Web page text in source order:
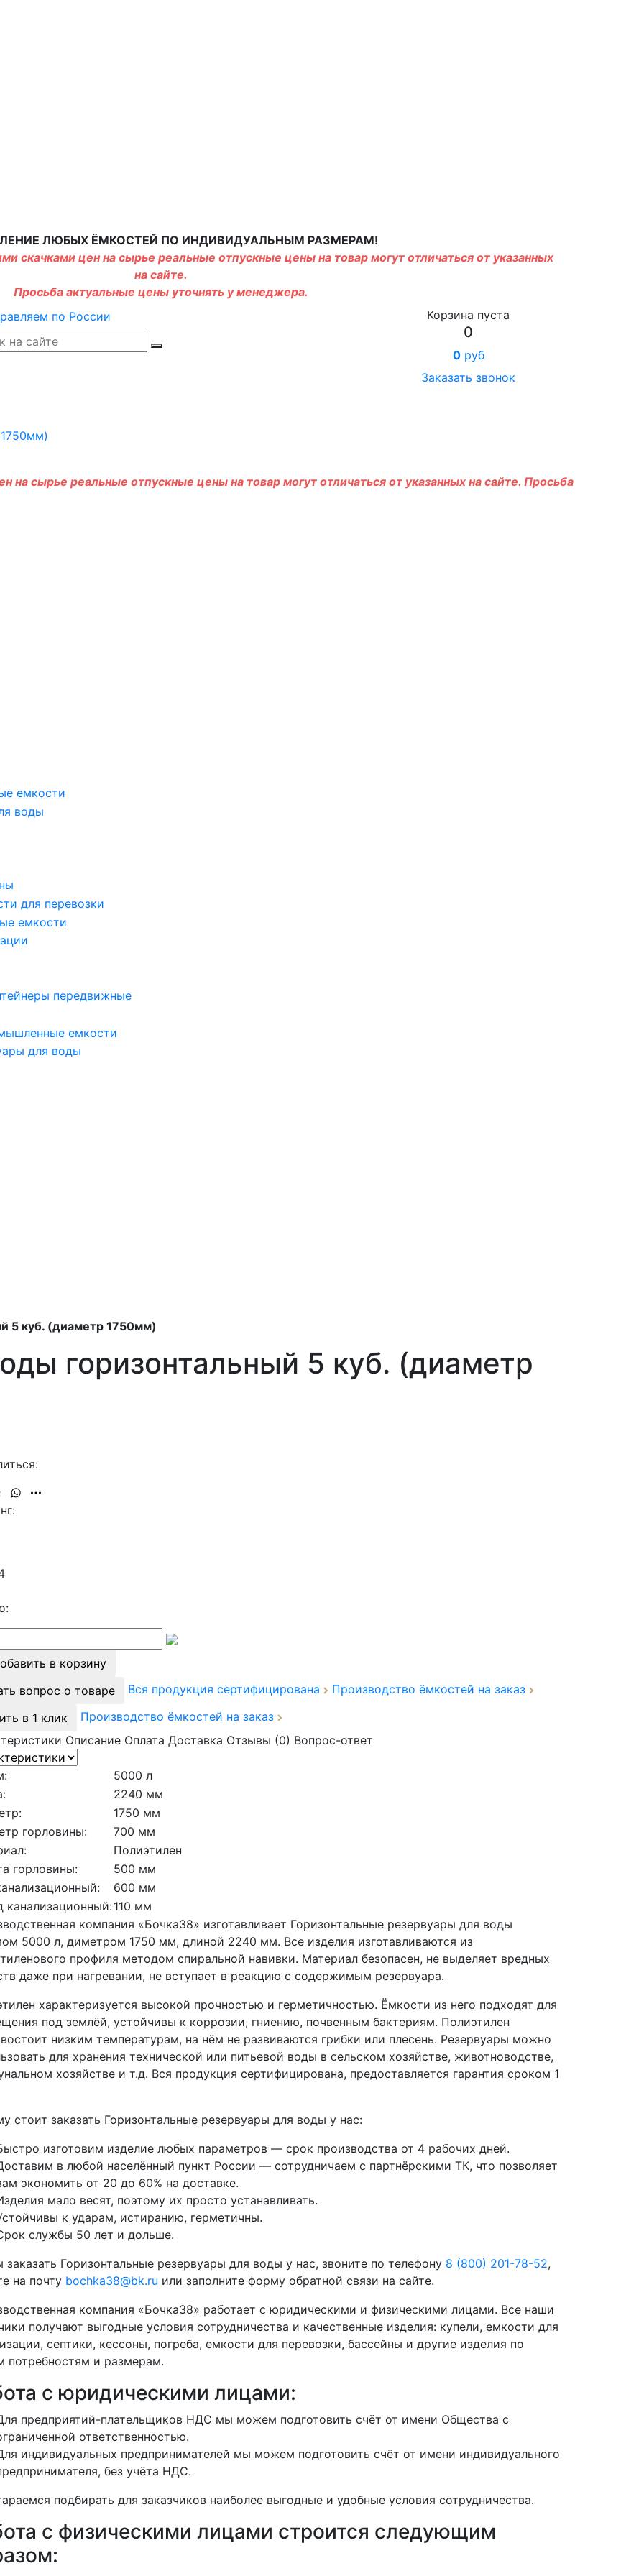
ЛЮБЫХ ЁМКОСТЕЙ ПО ИНДИВИДУАЛЬНЫМ РАЗМЕРАМ!
скачками цен на сырье реальные отпускные цены на товар могут отличаться от указанных
на сайте.
Просьба актуальные цены уточнять у менеджера.
Корзина пуста
0
0руб
Заказать звонок
на сырье реальные отпускные цены на товар могут отличаться от указанных на сайте. Просьба
емкости
воды
для перевозки
емкости
передвижные
емкости
для воды
5 куб. (диаметр 1750мм)
горизонтальный 5 куб. (диаметр
в корзину
вопрос о товаре
Вся продукция сертифицирована
Производство ёмкостей на заказ
в 1 клик
Производство ёмкостей на заказ
Описание Оплата Доставка Отзывы (0) Вопрос-ответ
5000 л
2240 мм
1750 мм
горловины:
700 мм
Полиэтилен
горловины:
500 мм
600 мм
канализационный:110 мм
компания «Бочка38» изготавливает Горизонтальные резервуары для воды
5000 л, диметром 1750 мм, длиной 2240 мм. Все изделия изготавливаются из
профиля методом спиральной навивки. Материал безопасен, не выделяет вредных
даже при нагревании, не вступает в реакцию с содержимым резервуара.
характеризуется высокой прочностью и герметичностью. Ёмкости из него подходят для
под землёй, устойчивы к коррозии, гниению, почвенным бактериям. Полиэтилен
низким температурам, на нём не развиваются грибки или плесень. Резервуары можно
для хранения технической или питьевой воды в сельском хозяйстве, животноводстве,
хозяйстве и т.д. Вся продукция сертифицирована, предоставляется гарантия сроком 1
стоит заказать Горизонтальные резервуары для воды у нас:
изготовим изделие любых параметров — срок производства от 4 рабочих дней.
в любой населённый пункт России — сотрудничаем с партнёрскими ТК, что позволяет
экономить от 20 до 60% на доставке.
мало весят, поэтому их просто устанавливать.
к ударам, истиранию, герметичны.
службы 50 лет и дольше.
заказать Горизонтальные резервуары для воды у нас, звоните по телефону 8 (800) 201-78-52,
на почту bochka38@bk.ru или заполните форму обратной связи на сайте.
компания «Бочка38» работает с юридическими и физическими лицами. Все наши
получают выгодные условия сотрудничества и качественные изделия: купели, емкости для
септики, кессоны, погреба, емкости для перевозки, бассейны и другие изделия по
потребностям и размерам.
с юридическими лицами:
предприятий-плательщиков НДС мы можем подготовить счёт от имени Общества с
ответственностью.
индивидуальных предпринимателей мы можем подготовить счёт от имени индивидуального
без учёта НДС.
подбирать для заказчиков наиболее выгодные и удобные условия сотрудничества.
с физическими лицами строится следующим